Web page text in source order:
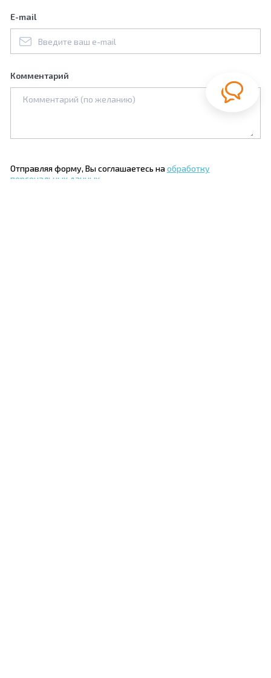
E-mail
Комментарий
Отправляя форму, Вы соглашаетесь наобработку
персональных данных